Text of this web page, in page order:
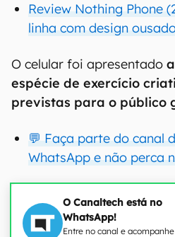
Review Nothing Phone
linha com design
O celular foi apresentado
espécie de exercício
previstas para o público
💬 Faça parte do canal
WhatsApp e não perca
O Canaltech está no
WhatsApp!
Entre no canal e acompanhe